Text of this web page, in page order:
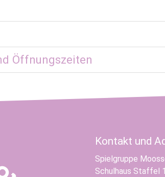
Öffnungszeiten
Kontakt und
Spielgruppe
Schulhaus Staffel 1